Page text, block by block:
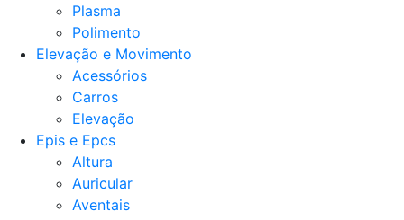
Plasma
Polimento
Elevação e Movimento
Acessórios
Carros
Elevação
Epis e Epcs
Altura
Auricular
Aventais